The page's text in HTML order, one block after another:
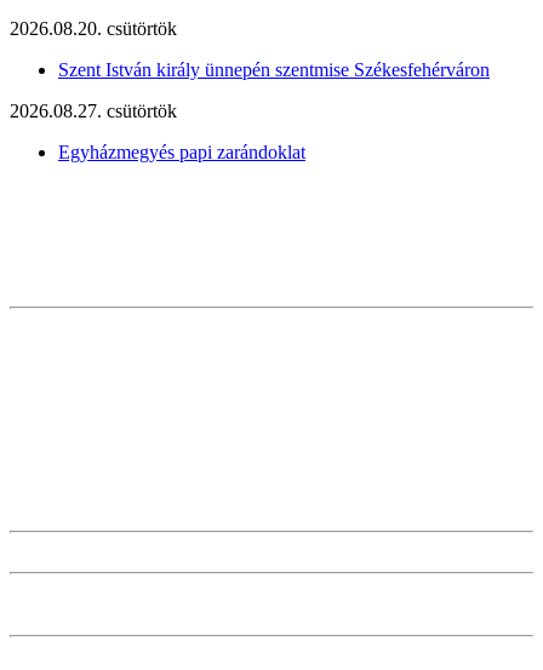
2026.08.20. csütörtök
Szent István király ünnepén szentmise Székesfehérváron
2026.08.27. csütörtök
Egyházmegyés papi zarándoklat